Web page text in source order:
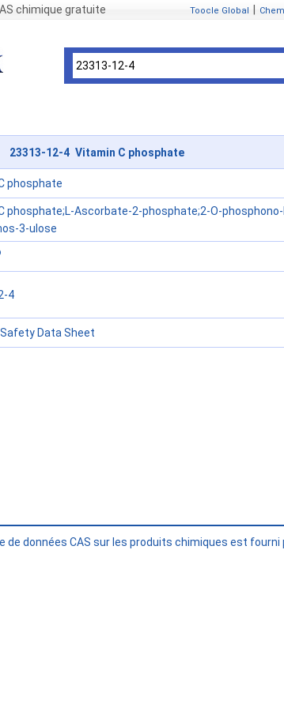
chimique gratuite Toocle Global
23313-12-4 Vitamin C phosphate
phosphate
phosphate;L-Ascorbate-2-phosphate;2-O-
3-ulose
4
Data Sheet
de données CAS sur les produits chimiques est fourni